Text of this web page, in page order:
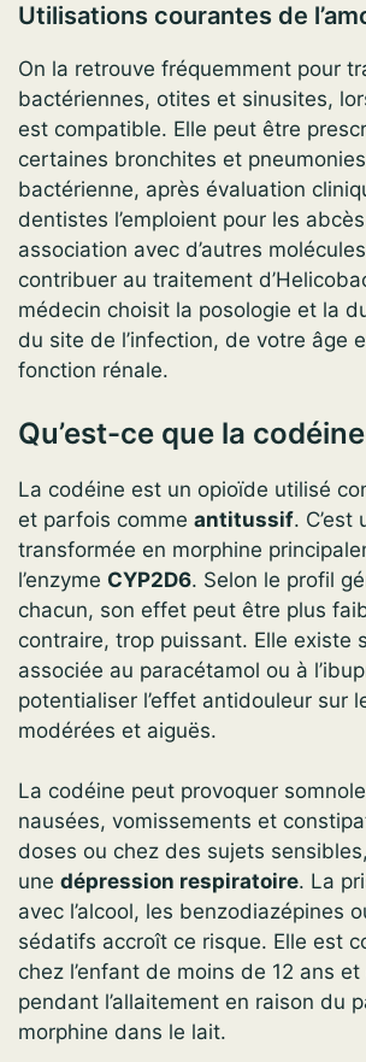
Utilisations courantes de
On la retrouve fréquemment pour
bactériennes, otites et sinusites,
est compatible. Elle peut être
certaines bronchites et pneumonies
bactérienne, après évaluation
dentistes l’emploient pour les
association avec d’autres
contribuer au traitement
médecin choisit la posologie et la
du site de l’infection, de votre âge
fonction rénale.
Qu’est-ce que la
La codéine est un opioïde utilisé
et parfois comme antitussif. C’est
transformée en morphine
l’enzyme CYP2D6. Selon le profil
chacun, son effet peut être plus
contraire, trop puissant. Elle existe
associée au paracétamol ou à
potentialiser l’effet antidouleur sur
modérées et aiguës.
La codéine peut provoquer
nausées, vomissements et
doses ou chez des sujets
une dépression respiratoire. La
avec l’alcool, les benzodiazépines
sédatifs accroît ce risque. Elle est
chez l’enfant de moins de 12 ans
pendant l’allaitement en raison du
morphine dans le lait.